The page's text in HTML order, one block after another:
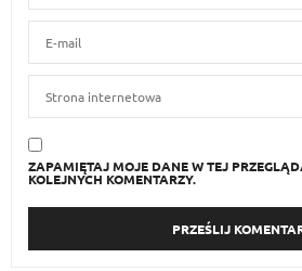
ZAPAMIĘTAJ MOJE DANE W TEJ
KOLEJNYCH KOMENTARZY.